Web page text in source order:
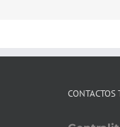
CONTACTOS